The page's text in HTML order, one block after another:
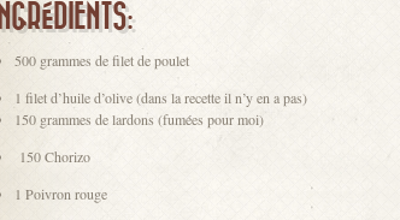
INGRÉDIENTS:
500 grammes de filet de poulet
1 filet d’huile d’olive (dans la recette il n’y en a pas)
150 grammes de lardons (fumées pour moi)
150 Chorizo
1 Poivron rouge